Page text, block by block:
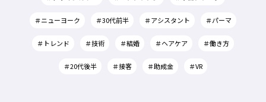
＃ニューヨーク ＃30代前半 ＃アシスタント ＃パーマ
＃トレンド ＃技術 ＃結婚 ＃ヘアケア ＃働き方
＃20代後半 ＃接客 ＃助成金 ＃VR